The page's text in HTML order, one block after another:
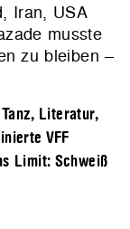
Iran, USA
musste
zu bleiben –
Literatur,
VFF
Limit: Schweiß